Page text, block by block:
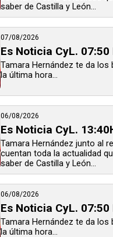
saber de Castilla y León...
07/08/2026
Es Noticia CyL. 07:50
Tamara Hernández te da los
la última hora...
06/08/2026
Es Noticia CyL.
Tamara Hernández junto al
cuentan toda la actualidad
saber de Castilla y León...
06/08/2026
Es Noticia CyL. 07:50
Tamara Hernández te da los
la última hora...